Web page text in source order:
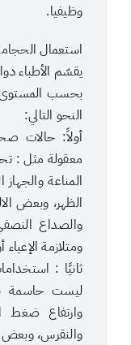
وظيفيا.
استعمال
يقسّم الأطباء
بحسب المستوى
النحو التالي:
أولاً: حالات
معقولة مثل :
المناعة
الظهر، وبعض
والصداع
ومتلازمة
ثانيًا :
ليست حاسمة
وارتفاع ضغط
والنقرس، وبعض